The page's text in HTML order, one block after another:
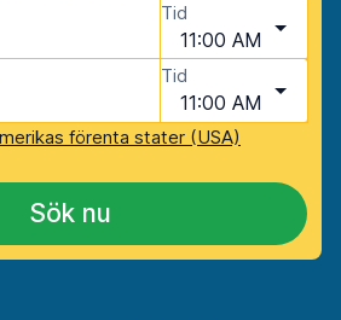
Tid
11:00 AM
Tid
11:00 AM
förenta stater (USA)
Sök nu